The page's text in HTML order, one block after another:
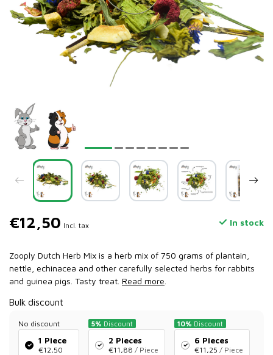
€12,50 Incl. tax In stock
Zooply Dutch Herb Mix is a herb mix of 750 grams of plantain,
nettle, echinacea and other carefully selected herbs for rabbits
and guinea pigs. Tasty treat. Read more
Bulk discount
No discount
1 Piece
€12,50
5% Discount
2 Pieces
€11,88 / Piece
10% Discount
6 Pieces
€11,25 / Piece